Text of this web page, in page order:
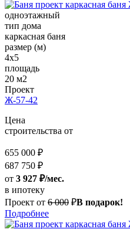
одноэтажный
тип дома
каркасная баня
размер (м)
4x5
площадь
20 м2
Проект
Ж-57-42
Цена
строительства от
655 000 ₽
687 750 ₽
от 3 927 ₽/мес.
в ипотеку
Проект от 6 000 ₽В подарок!
Подробнее